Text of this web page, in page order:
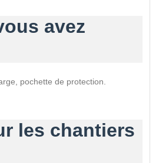
avez
pochette de protection.
les chantiers